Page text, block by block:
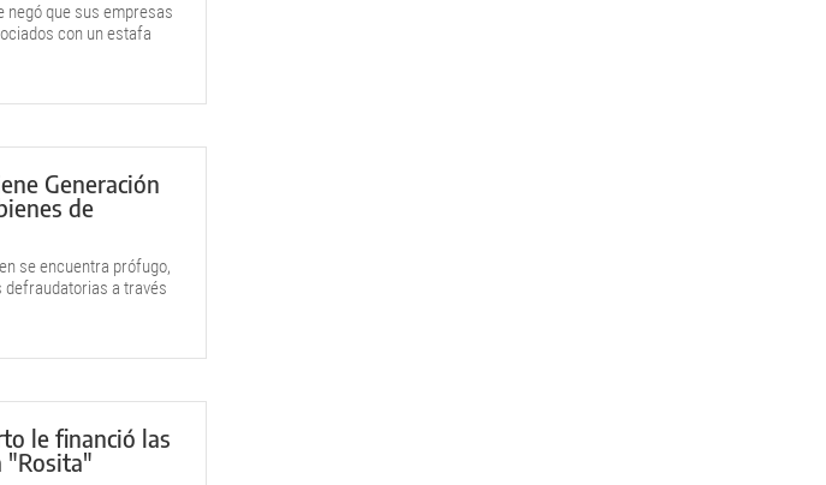
negó que sus empresas
con un estafa
Generación
de
se encuentra prófugo,
defraudatorias a través
le financió las
"Rosita"